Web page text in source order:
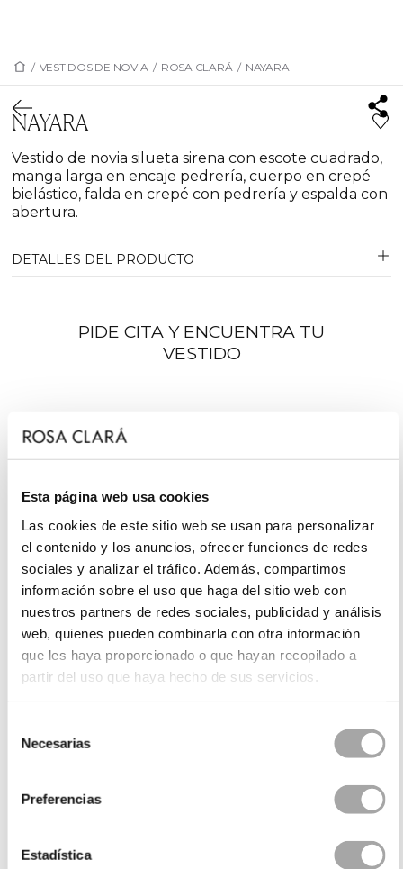
Esta página web usa cookies
Las cookies de este sitio web se usan para personalizar
el contenido y los anuncios, ofrecer funciones de redes
sociales y analizar el tráfico. Además, compartimos
información sobre el uso que haga del sitio web con
nuestros partners de redes sociales, publicidad y análisis
web, quienes pueden combinarla con otra información
que les haya proporcionado o que hayan recopilado a
partir del uso que haya hecho de sus servicios.
Necesarias
Preferencias
Estadística
/ VESTIDOS DE NOVIA / ROSA CLARÁ / NAYARA
NAYARA
Vestido de novia silueta sirena con escote cuadrado,
manga larga en encaje pedrería, cuerpo en crepé
bielástico, falda en crepé con pedrería y espalda con
abertura.
DETALLES DEL PRODUCTO
PIDE CITA Y ENCUENTRA TU
VESTIDO